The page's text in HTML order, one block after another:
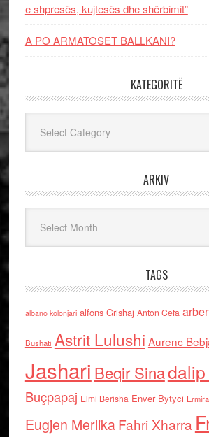
e shpresës, kujtesës dhe shërbimit”
A PO ARMATOSET BALLKANI?
KATEGORITË
ARKIV
TAGS
albano kolonjari alfons Grishaj Anton Cefa
Bushati Astrit Lulushi Aurenc
Jashari Beqir Sina
Buçpapaj Elmi Berisha Enver Bytyci
Eugjen MerlikaFahri Xharra